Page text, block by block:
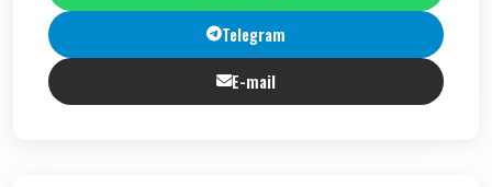
Telegram
E-mail